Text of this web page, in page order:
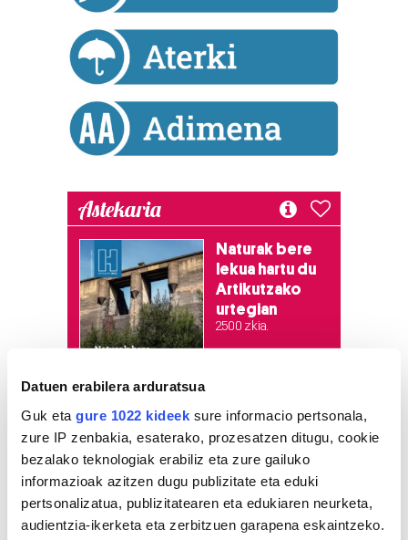
Datuen erabilera arduratsua
Guk eta gure 1022 kideek sure informacio pertsonala,
zure IP zenbakia, esaterako, prozesatzen ditugu, cookie
bezalako teknologiak erabiliz eta zure gailuko
informazioak azitzen dugu publizitate eta eduki
pertsonalizatua, publizitatearen eta edukiaren neurketa,
audientzia-ikerketa eta zerbitzuen garapena eskaintzeko.
Astekaria
Naturak bere
lekua hartu du
Artikutzako
urtegian
2.500 zkia.
Azken egunetako irakurrienak
1
Bagerak eta Jaraneroek
eman diote hasiera Aste